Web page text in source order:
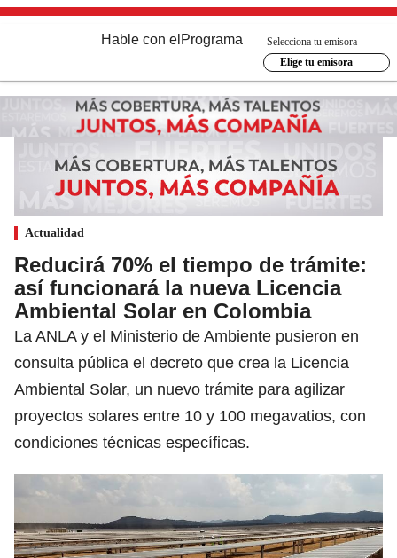
Hable con el Programa
Selecciona tu emisora
Elige tu emisora
Actualidad
Reducirá 70% el tiempo de trámite:
así funcionará la nueva Licencia
Ambiental Solar en Colombia
La ANLA y el Ministerio de Ambiente pusieron en
consulta pública el decreto que crea la Licencia
Ambiental Solar, un nuevo trámite para agilizar
proyectos solares entre 10 y 100 megavatios, con
condiciones técnicas específicas.